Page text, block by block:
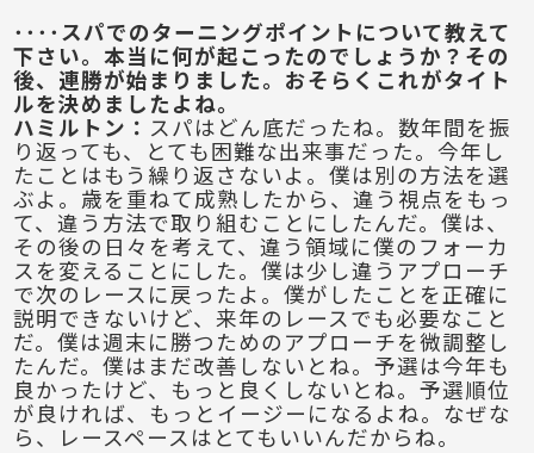
････スパでのターニングポイントについて教えて
下さい。本当に何が起こったのでしょうか？その
後、連勝が始まりました。おそらくこれがタイト
ルを決めましたよね。
ハミルトン ： スパはどん底だったね。数年間を振
り返っても、とても困難な出来事だった。今年し
たことはもう繰り返さないよ。僕は別の方法を選
ぶよ。歳を重ねて成熟したから、違う視点をもっ
て、違う方法で取り組むことにしたんだ。僕は、
その後の日々を考えて、違う領域に僕のフォーカ
スを変えることにした。僕は少し違うアプローチ
で次のレースに戻ったよ。僕がしたことを正確に
説明できないけど、来年のレースでも必要なこと
だ。僕は週末に勝つためのアプローチを微調整し
たんだ。僕はまだ改善しないとね。予選は今年も
良かったけど、もっと良くしないとね。予選順位
が良ければ、もっとイージーになるよね。なぜな
ら、レースペースはとてもいいんだからね。